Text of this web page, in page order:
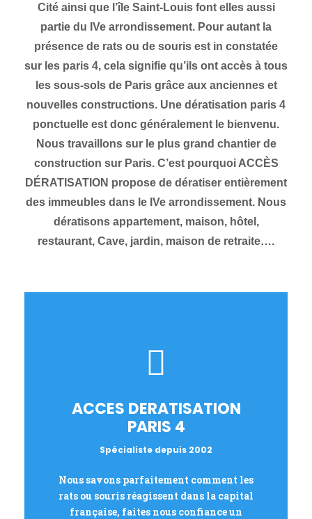
Cité ainsi que l’île Saint-Louis font elles aussi
partie du IVe arrondissement. Pour autant la
présence de rats ou de souris est in constatée
sur les paris 4, cela signifie qu’ils ont accès à tous
les sous-sols de Paris grâce aux anciennes et
nouvelles constructions. Une dératisation paris 4
ponctuelle est donc généralement le bienvenu.
Nous travaillons sur le plus grand chantier de
construction sur Paris. C’est pourquoi ACCÈS
DÉRATISATION propose de dératiser entièrement
des immeubles dans le IVe arrondissement. Nous
dératisons appartement, maison, hôtel,
restaurant, Cave, jardin, maison de retraite….
ACCES DERATISATION
PARIS 4
Spécialiste depuis 2002
Nous savons parfaitement comment les
rats ou souris réagissent dans la capital
française, faites nous confiance un
ACCES
DERATISATION
DEMANDE DE DEVIS GRATUIT